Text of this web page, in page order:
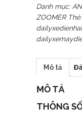
Danh mục:
ZOOMER Thẻ:
Mô tả
MÔ TẢ
THÔNG